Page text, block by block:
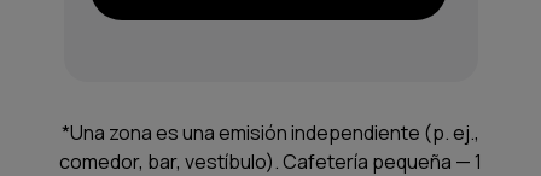
*Una zona es una emisión independiente (p. ej.,
comedor, bar, vestíbulo). Cafetería pequeña — 1